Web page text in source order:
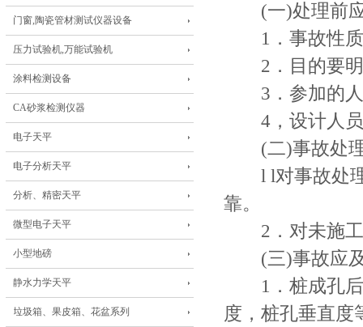
门窗,陶瓷管材测试仪器设备
压力试验机,万能试验机
涂料检测设备
CA砂浆检测仪器
电子天平
电子分析天平
分析、精密天平
微型电子天平
小型地磅
静水力学天平
垃圾箱、果皮箱、花盆系列
(一)处理前应
1．事故性质
2．目的要明
3．参加的人
4，设计人员
(二)事故处理
l l对事故处理
靠。
2．对未施工
(三)事故应及
1．桩成孔后
度，桩孔垂直度